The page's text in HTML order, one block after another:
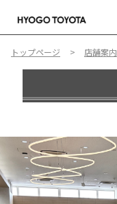
トップページ 店舗案内